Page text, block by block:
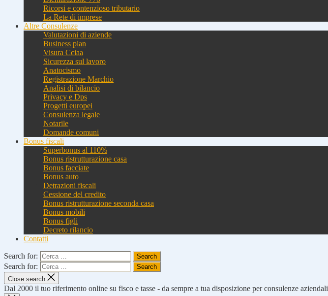
Ricorsi e contenzioso tributario
La Rete di imprese
Altre Consulenze
Valutazioni di aziende
Business plan
Visura Cciaa
Sicurezza sul lavoro
Anatocismo
Registrazione Marchio
Analisi di bilancio
Privacy e Dps
Progetti europei
Consulenza legale
Notarile
Domande comuni
Bonus fiscali
Superbonus al 110%
Bonus ristrutturazione casa
Bonus facciate
Bonus auto
Detrazioni fiscali
Cessione del credito
Bonus ristrutturazione seconda casa
Bonus mobili
Bonus figli
Decreto rilancio
Contatti
Search for:
Search for:
Close search
Dal 2000 il tuo riferimento online su fisco e tasse - da sempre a tua disposizione per consulenze aziendali